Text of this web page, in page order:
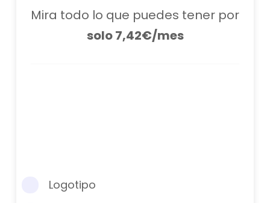
Mira todo lo que puedes tener por
solo 7,42€/mes
Logotipo